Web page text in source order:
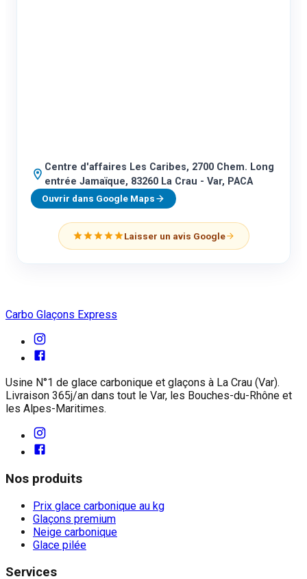
Centre d'affaires Les Caribes, 2700 Chem. Long
entrée Jamaïque, 83260 La Crau - Var, PACA
Ouvrir dans Google Maps
Laisser un avis Google
Carbo Glaçons Express
Usine N°1 de glace carbonique et glaçons à La Crau (Var).
Livraison 365j/an dans tout le Var, les Bouches-du-Rhône et
les Alpes-Maritimes.
Nos produits
Prix glace carbonique au kg
Glaçons premium
Neige carbonique
Glace pilée
Services